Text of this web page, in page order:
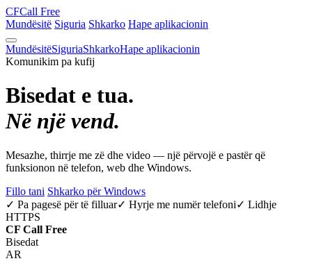
CFCall Free
Mundësitë Siguria Shkarko Hape aplikacionin
MundësitëSiguriaShkarkoHape aplikacionin
Komunikim pa kufij
Bisedat e tua.
Në një vend.
Mesazhe, thirrje me zë dhe video — një përvojë e pastër që
funksionon në telefon, web dhe Windows.
Fillo tani Shkarko për Windows
✓ Pa pagesë për të filluar✓ Hyrje me numër telefoni✓ Lidhje
HTTPS
CF Call Free
Bisedat
AR